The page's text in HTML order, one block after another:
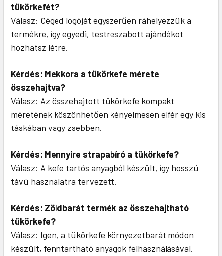
tükörkefét?
Válasz: Céged logóját egyszerűen ráhelyezzük a
termékre, így egyedi, testreszabott ajándékot
hozhatsz létre.
Kérdés: Mekkora a tükörkefe mérete
összehajtva?
Válasz: Az összehajtott tükörkefe kompakt
méretének köszönhetően kényelmesen elfér egy kis
táskában vagy zsebben.
Kérdés: Mennyire strapabíró a tükörkefe?
Válasz: A kefe tartós anyagból készült, így hosszú
távú használatra tervezett.
Kérdés: Zöldbarát termék az összehajtható
tükörkefe?
Válasz: Igen, a tükörkefe környezetbarát módon
készült, fenntartható anyagok felhasználásával.